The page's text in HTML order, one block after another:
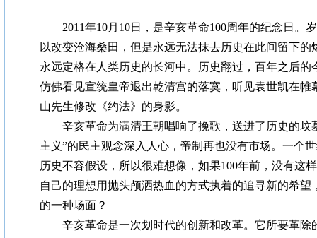
2011年10月10日，是辛亥革命100周年的纪念日。
以改变沧海桑田，但是永远无法抹去历史在此间留下的
永远定格在人类历史的长河中。历史翻过，百年之后的
仿佛看见宣统皇帝退出乾清宫的落寞，听见袁世凯在帷
山先生修改《约法》的身影。
辛亥革命为满清王朝唱响了挽歌，送进了历史的坟
主义”的民主观念深入人心，帝制再也没有市场。一个
历史不容假设，所以很难想像，如果100年前，没有这
自己的理想用抛头颅洒热血的方式执着的追寻新的希望
的一种场面？
辛亥革命是一次划时代的创新和改革。它所要革除